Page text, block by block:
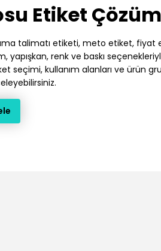
Etiket
talimatı etiketi, meto etiket, fiyat
yapışkan, renk ve baskı
seçimi, kullanım alanları ve ürün